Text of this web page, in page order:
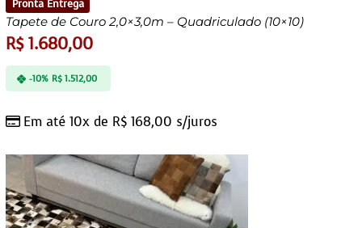
Pronta Entrega
Tapete de Couro 2,0×3,0m – Quadriculado (10×10)
R$1.680,00
Em até 10x de R$ 168,00 s/juros
-10% R$1.512,00